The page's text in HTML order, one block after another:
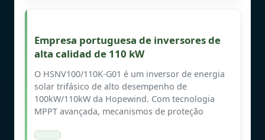
Empresa portuguesa de inversores de
alta calidad de 110 kW
O HSNV100/110K-G01 é um inversor de energia
solar trifásico de alto desempenho de
100kW/110kW da Hopewind. Com tecnologia
MPPT avançada, mecanismos de proteção